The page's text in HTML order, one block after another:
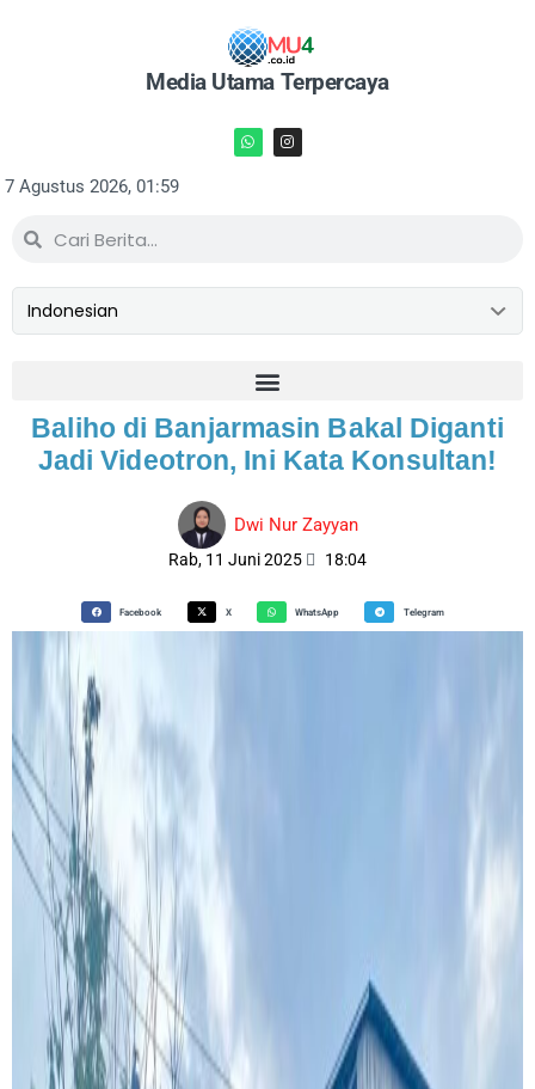
Media Utama Terpercaya
7 Agustus 2026, 01:59
Baliho di Banjarmasin Bakal Diganti
Jadi Videotron, Ini Kata Konsultan!
Dwi Nur Zayyan
Rab, 11 Juni 2025 18:04
Facebook X WhatsApp Telegram